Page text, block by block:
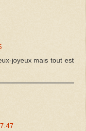
joyeux mais tout est